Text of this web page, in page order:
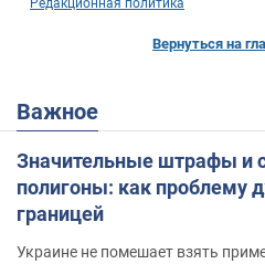
Вернуться на
Важное
Значительные штрафы и
полигоны: как проблему
границей
Украине не помешает взять